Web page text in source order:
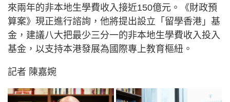
來兩年的非本地生學費收入接近150億元。《財政預
算案》現正進行諮詢，他將提出設立「留學香港」基
金，建議八大把最少三分一的非本地生學費收入投入
基金，以支持本港發展為國際專上教育樞紐。
記者 陳嘉婉